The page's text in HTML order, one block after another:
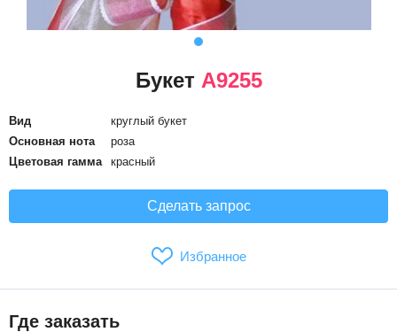
Букет А9255
Вид
круглый букет
Основная нота
роза
Цветовая гамма
красный
Сделать запрос
Избранное
Где заказать